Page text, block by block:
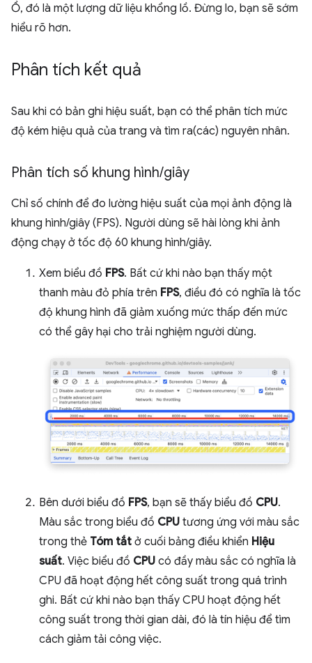
Ồ, đó là một lượng dữ liệu khổng lồ. Đừng lo, bạn sẽ sớm
hiểu rõ hơn.
Phân tích kết quả
Sau khi có bản ghi hiệu suất, bạn có thể phân tích mức
độ kém hiệu quả của trang và tìm ra(các) nguyên nhân.
Phân tích số khung hình/giây
Chỉ số chính để đo lường hiệu suất của mọi ảnh động là
khung hình/giây (FPS). Người dùng sẽ hài lòng khi ảnh
động chạy ở tốc độ 60 khung hình/giây.
Xem biểu đồ FPS. Bất cứ khi nào bạn thấy một
thanh màu đỏ phía trên FPS, điều đó có nghĩa là tốc
độ khung hình đã giảm xuống mức thấp đến mức
có thể gây hại cho trải nghiệm người dùng.
Bên dưới biểu đồ FPS, bạn sẽ thấy biểu đồ CPU.
Màu sắc trong biểu đồ CPU tương ứng với màu sắc
trong thẻ Tóm tắt ở cuối bảng điều khiển Hiệu
suất. Việc biểu đồ CPU có đầy màu sắc có nghĩa là
CPU đã hoạt động hết công suất trong quá trình
ghi. Bất cứ khi nào bạn thấy CPU hoạt động hết
công suất trong thời gian dài, đó là tín hiệu để tìm
cách giảm tải công việc.